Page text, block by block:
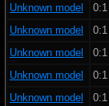
Unknown model
Unknown model
Unknown model
Unknown model
Unknown model